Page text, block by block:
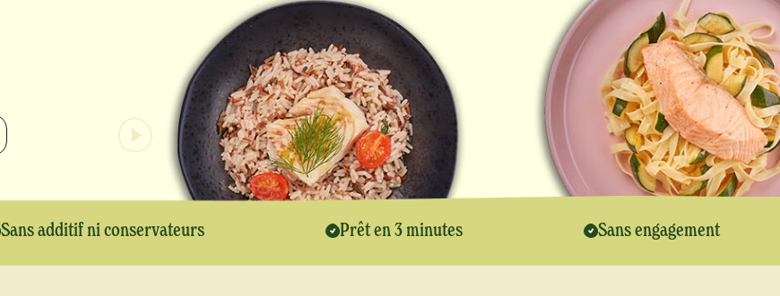
Sans additif ni conservateurs Prêt en 3 minutes Sans engagement